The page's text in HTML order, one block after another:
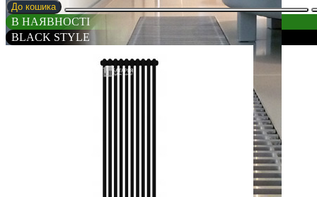
До кошика
В НАЯВНОСТІ
BLACK STYLE